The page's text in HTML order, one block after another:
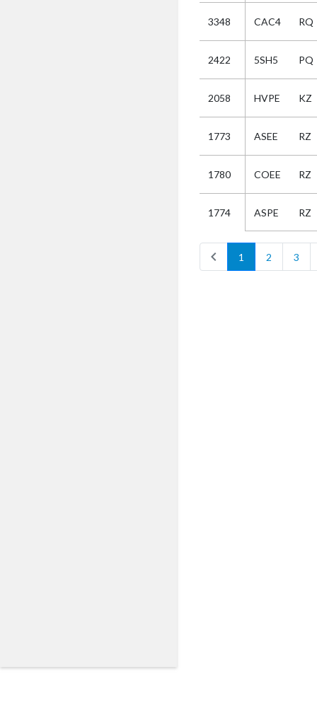
3348 CAC4 RQ
2422 5SH5 PQ
2058 HVPE KZ
1773 ASEE RZ
1780 COEE RZ
1774 ASPE RZ
chevron_left 1 2 3